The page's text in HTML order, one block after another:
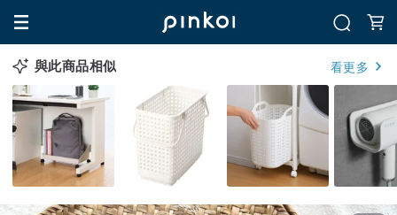
與此商品相似 看更多